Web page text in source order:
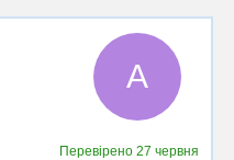
А
Перевірено27 червня